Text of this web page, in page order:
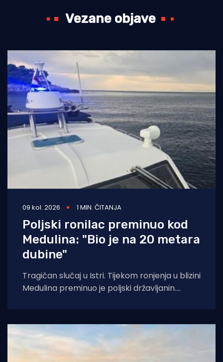
Vezane objave
09 kol. 2026 1 MIN. ČITANJA
Poljski ronilac preminuo kod
Medulina: "Bio je na 20 metara
dubine"
Tragičan slučaj u Istri. Tijekom ronjenja u blizini
Medulina preminuo je poljski državljanin.